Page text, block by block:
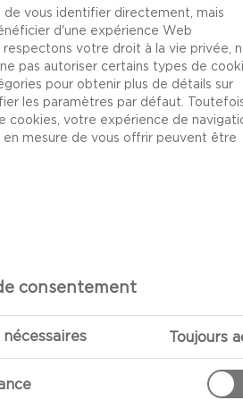
de spécialistes de la
les installations de l'usine
des moyens de minimiser
sur la façon de réduire les
démarche fait désormais
à y contribuer. Chaque idée
soit correctement
Si elle est jugée
délai d'une semaine. Les
qui contribue à renforcer leur
- SANS CONTRAINTE
est direct de l'idée à
sur un morceau de
Si une idée n'est
vous identifier directement, mais
d'une expérience Web
respectons votre droit à la vie privée,
pas autoriser certains types de
pour obtenir plus de détails sur
les paramètres par défaut.
cookies, votre expérience de
en mesure de vous offrir peuvent être
consentement
Toujours